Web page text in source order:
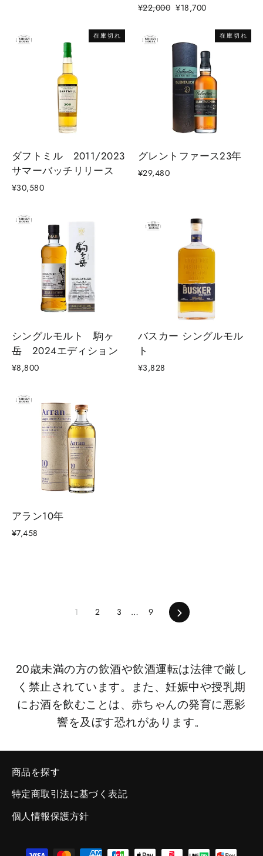
通
格
¥22,000 セ
価
格
¥18,700
在庫切れ
ダフトミル 2011/2023
サマーバッチリリース
¥30,580
在庫切れ
グレントファース23年
¥29,480
シングルモルト 駒ヶ
岳 2024エディション
¥8,800
バスカー シングルモル
ト
¥3,828
アラン10年
¥7,458
1 2 3 … 9
次
へ
20歳未満の方の飲酒や飲酒運転は法律で厳し
く禁止されています。また、妊娠中や授乳期
にお酒を飲むことは、赤ちゃんの発育に悪影
響を及ぼす恐れがあります。
商品を探す
特定商取引法に基づく表記
個人情報保護方針